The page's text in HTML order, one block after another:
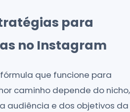
para
no Instagram
que funcione para
caminho depende do nicho,
audiência e dos objetivos da